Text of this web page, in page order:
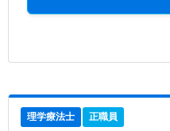
理学療法士 正職員